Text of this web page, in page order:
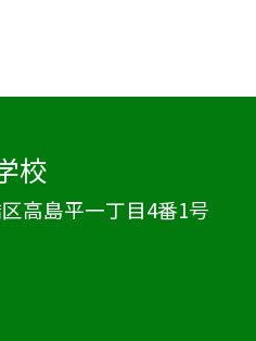
校
高島平一丁目4番1号